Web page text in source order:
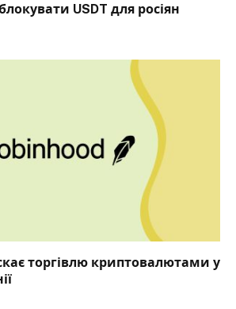
USDT для росіян
торгівлю криптовалютами у